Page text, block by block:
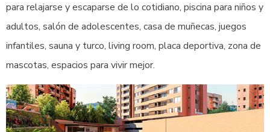
para relajarse y escaparse de lo cotidiano, piscina para niños y
adultos, salón de adolescentes, casa de muñecas, juegos
infantiles, sauna y turco, living room, placa deportiva, zona de
mascotas, espacios para vivir mejor.